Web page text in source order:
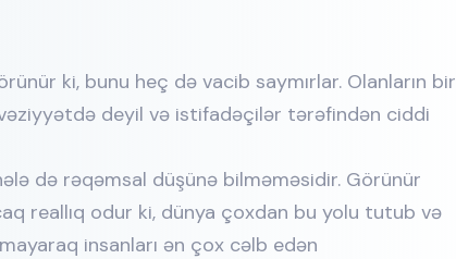
ki, bunu heç də vacib saymırlar. Olanların bir
deyil və istifadəçilər tərəfindən ciddi
də rəqəmsal düşünə bilməməsidir. Görünür
reallıq odur ki, dünya çoxdan bu yolu tutub və
insanları ən çox cəlb edən